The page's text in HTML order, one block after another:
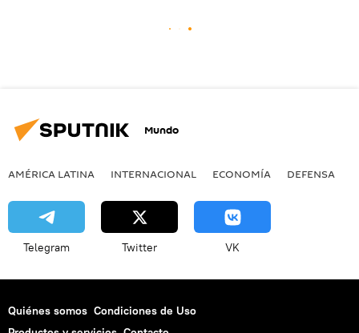
Mundo
AMÉRICA LATINA INTERNACIONAL ECONOMÍA DEFENSA
Telegram Twitter VK
Quiénes somos Condiciones de Uso